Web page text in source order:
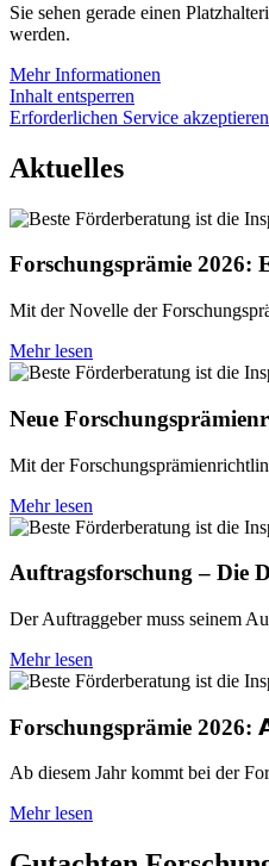
Sie sehen gerade einen
werden.
Mehr Informationen
Inhalt entsperren
Erforderlichen Service
Aktuelles
Forschungsprämie 2026:
Mit der Novelle der
Mehr lesen
Neue
Mit der
Mehr lesen
Auftragsforschung – Die
Der Auftraggeber muss seinem
Mehr lesen
Forschungsprämie
Ab diesem Jahr kommt bei der
Mehr lesen